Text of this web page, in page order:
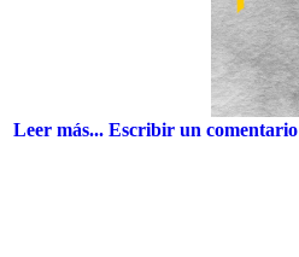
Leer más... Escribir un comentario